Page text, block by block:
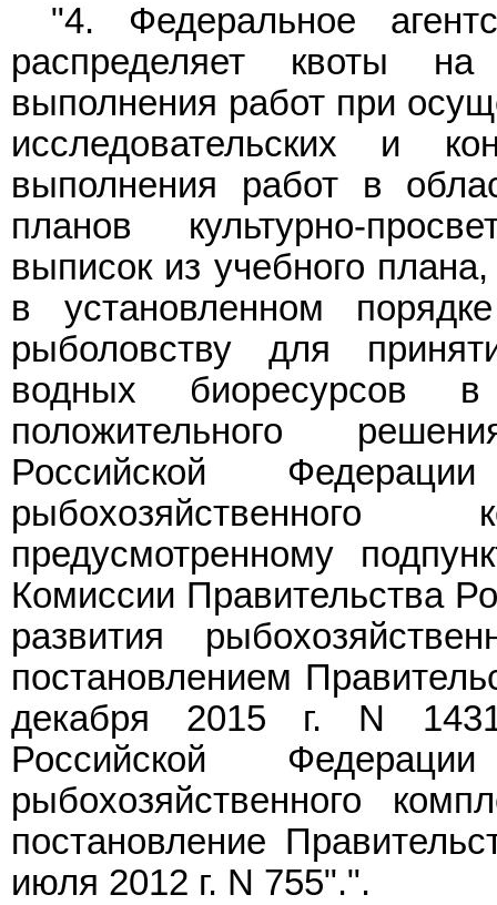
"4. Федеральное
распределяет квоты
выполнения работ при
исследовательских и
выполнения работ в
планов культурно-
выписок из учебного
в установленном
рыболовству для
водных биоресурсов
положительного
Российской
предусмотренному
Комиссии Правительства
развития
постановлением
декабря 2015 г. N
Российской
рыбохозяйственного
постановление
июля 2012 г. N 755".".